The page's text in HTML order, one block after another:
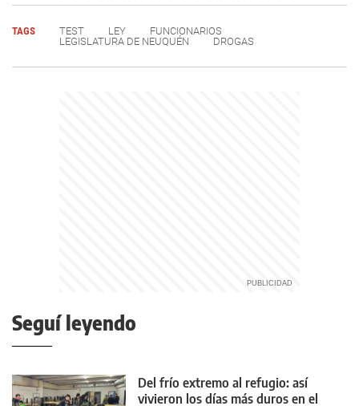
TAGS TEST LEY
FUNCIONARIOS
LEGISLATURA DE NEUQUÉN
DROGAS
Seguí leyendo
Del frío extremo al refugio: así
vivieron los días más duros en el